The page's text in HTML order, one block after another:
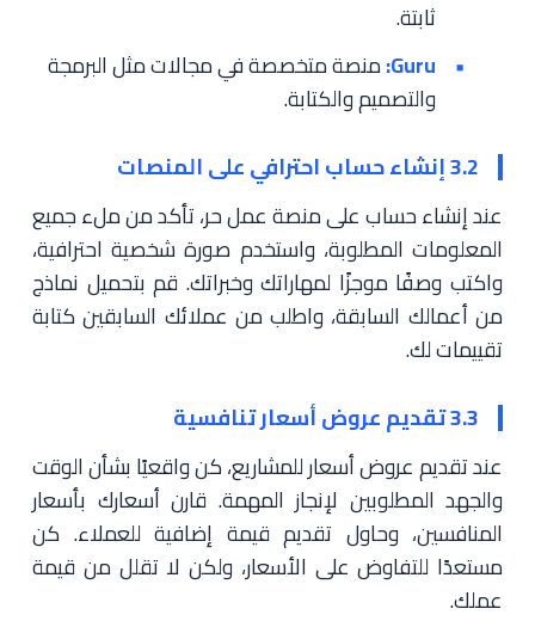
ثابتة.
Guru: منصة متخصصة في مجالات مثل البرمجة
والتصميم والكتابة.
3.2 إنشاء حساب احترافي على المنصات
عند إنشاء حساب على منصة عمل حر، تأكد من ملء جميع
المعلومات المطلوبة، واستخدم صورة شخصية احترافية،
واكتب وصفًا موجزًا لمهاراتك وخبراتك. قم بتحميل نماذج
من أعمالك السابقة، واطلب من عملائك السابقين كتابة
تقييمات لك.
3.3 تقديم عروض أسعار تنافسية
عند تقديم عروض أسعار للمشاريع، كن واقعيًا بشأن الوقت
والجهد المطلوبين لإنجاز المهمة. قارن أسعارك بأسعار
المنافسين، وحاول تقديم قيمة إضافية للعملاء. كن
مستعدًا للتفاوض على الأسعار، ولكن لا تقلل من قيمة
عملك.